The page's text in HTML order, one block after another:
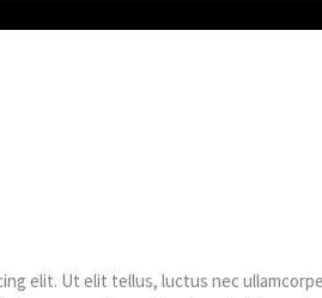
elit. Ut elit tellus, luctus nec